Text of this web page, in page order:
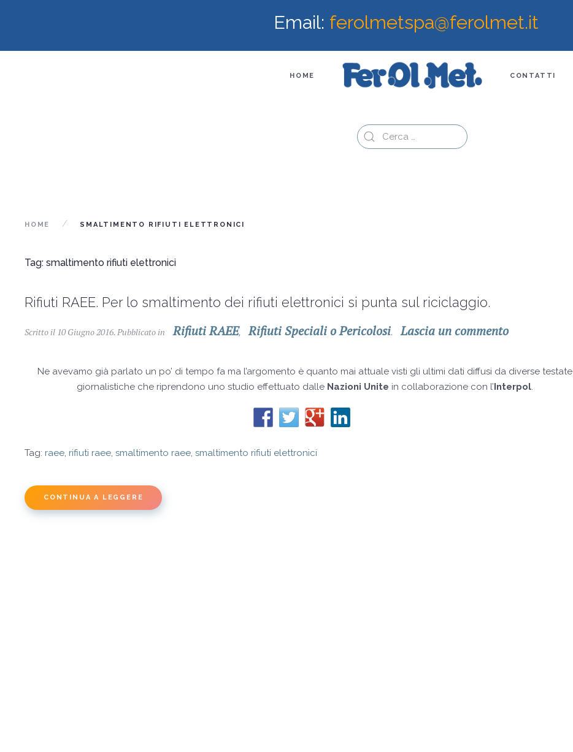
Email: ferolmetspa@ferolmet.it
HOME CONTATTI
HOME SMALTIMENTO RIFIUTI ELETTRONICI
Tag: smaltimento rifiuti elettronici
Rifiuti RAEE. Per lo smaltimento dei rifiuti elettronici si punta sul riciclaggio.
Scritto il 10 Giugno 2016. Pubblicato in Rifiuti RAEE, Rifiuti Speciali o Pericolosi. Lascia un commento
Ne avevamo già parlato un po’ di tempo fa ma l’argomento è quanto mai attuale visti gli ultimi dati diffusi da diverse testate
giornalistiche che riprendono uno studio effettuato dalle Nazioni Unite in collaborazione con l’Interpol.
Tag: raee, rifiuti raee, smaltimento raee, smaltimento rifiuti elettronici
CONTINUA A LEGGERE